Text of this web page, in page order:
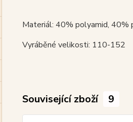
Materiál: 40% polyamid,
Vyráběné velikosti: 110-152
Související zboží 9